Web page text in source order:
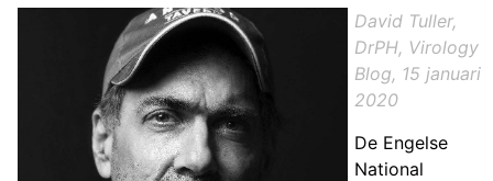
David Tuller,
DrPH, Virology
Blog, 15 januari
2020
De Engelse
National